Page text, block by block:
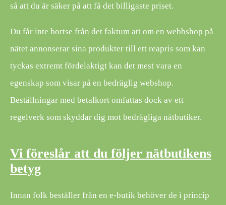
så att du är säker på att få det billigaste priset.
Du får inte bortse från det faktum att om en webbshop på
nätet annonserar sina produkter till ett reapris som kan
tyckas extremt fördelaktigt kan det mest vara en
egenskap som visar på en bedräglig webshop.
Beställningar med betalkort omfattas dock av ett
regelverk som skyddar dig mot bedrägliga nätbutiker.
Vi föreslår att du följer nätbutikens
betyg
Innan folk beställer från en e-butik behöver de i princip